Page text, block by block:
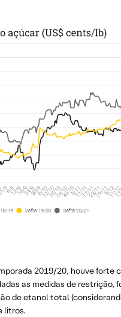
2019/20, houve forte
as medidas de restrição,
de etanol total
litros.